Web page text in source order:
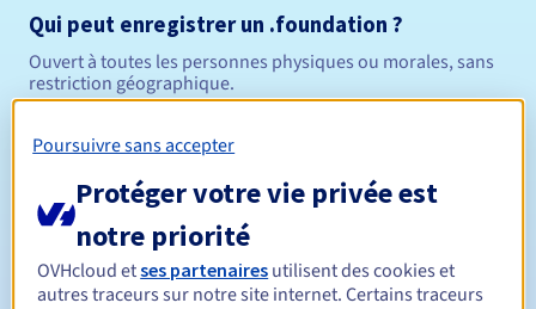
Qui peut enregistrer un .foundation ?
Ouvert à toutes les personnes physiques ou morales, sans
restriction géographique.
Règles de gestion et notifications
Durée de réservation Entre 1 et 10 ans
Durée de renouvellement Entre 1 et 10 ans
Poursuivre sans accepter
Protéger votre vie privée est
notre priorité
OVHcloud etses partenaires utilisent des cookies et
autres traceurs sur notre site internet. Certains traceurs